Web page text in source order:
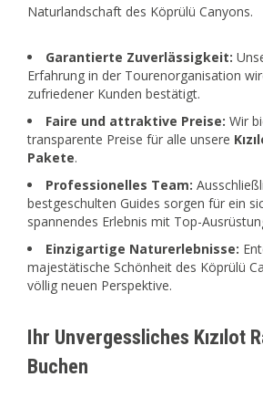
Naturlandschaft des Köprülü Canyons.
Garantierte Zuverlässigkeit:
Erfahrung in der Tourenorganisation
zufriedener Kunden bestätigt.
Faire und attraktive Preise: Wir
transparente Preise für alle unsere
Pakete.
Professionelles Team:
bestgeschulten Guides sorgen für ein
spannendes Erlebnis mit Top-
Einzigartige Naturerlebnisse:
majestätische Schönheit des Köprülü
völlig neuen Perspektive.
Ihr Unvergessliches Kızılot
Buchen